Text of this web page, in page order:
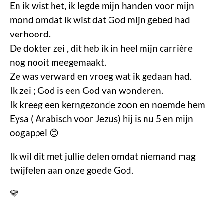
En ik wist het, ik legde mijn handen voor mijn
mond omdat ik wist dat God mijn gebed had
verhoord.
De dokter zei , dit heb ik in heel mijn carrière
nog nooit meegemaakt.
Ze was verward en vroeg wat ik gedaan had.
Ik zei ; God is een God van wonderen.
Ik kreeg een kerngezonde zoon en noemde hem
Eysa ( Arabisch voor Jezus) hij is nu 5 en mijn
oogappel 😊
Ik wil dit met jullie delen omdat niemand mag
twijfelen aan onze goede God.
💛